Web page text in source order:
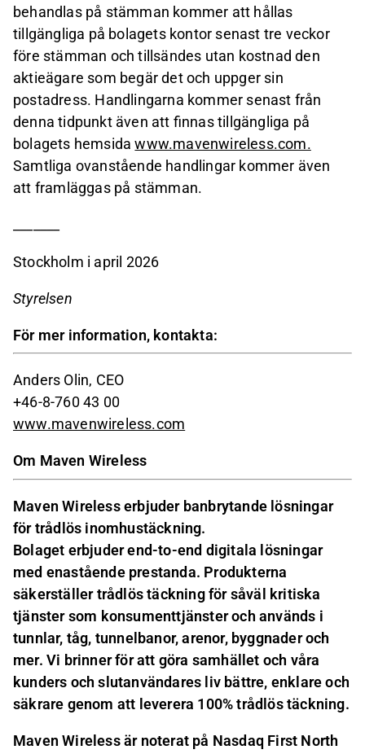
behandlas på stämman kommer att hållas
tillgängliga på bolagets kontor senast tre veckor
före stämman och tillsändes utan kostnad den
aktieägare som begär det och uppger sin
postadress. Handlingarna kommer senast från
denna tidpunkt även att finnas tillgängliga på
bolagets hemsidawww.mavenwireless.com.
Samtliga ovanstående handlingar kommer även
att framläggas på stämman.
Stockholm i april 2026
Styrelsen
För mer information, kontakta:
Anders Olin, CEO
+46-8-760 43 00
www.mavenwireless.com
Om Maven Wireless
Maven Wireless erbjuder banbrytande lösningar
för trådlös inomhustäckning.
Bolaget erbjuder end-to-end digitala lösningar
med enastående prestanda. Produkterna
säkerställer trådlös täckning för såväl kritiska
tjänster som konsumenttjänster och används i
tunnlar, tåg, tunnelbanor, arenor, byggnader och
mer. Vi brinner för att göra samhället och våra
kunders och slutanvändares liv bättre, enklare och
säkrare genom att leverera 100% trådlös täckning.
Maven Wireless är noterat på Nasdaq First North